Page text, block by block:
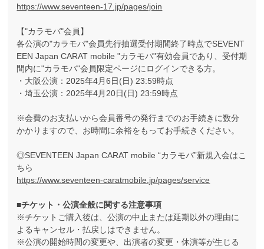
https://www.seventeen-17.jp/pages/join
【"カラモバ"会員】
各公演の"カラモバ"会員先行抽選受付期間終了時点でSEVENT
EEN Japan CARAT mobile "カラモバ"有効会員であり、受付期
間内に"カラモバ"会員限定ページにログインできる方。
・大阪公演：2025年4月6日(日) 23:59時点
・埼玉公演：2025年4月20日(日) 23:59時点
※会費のお支払いから会員番号の発行までのお手続きに数分
かかりますので、お時間に余裕をもってお手続きください。
◎SEVENTEEN Japan CARAT mobile “カラモバ”新規入会はこ
ちら
https://www.seventeen-caratmobile.jp/pages/service
■チケット・公演全般に関する注意事項
※チケットご購入後は、公演の中止または延期以外の理由に
よるキャンセル・払戻しはできません。
※公演の開始時間の変更や、出演者の変更・休演等が生じる